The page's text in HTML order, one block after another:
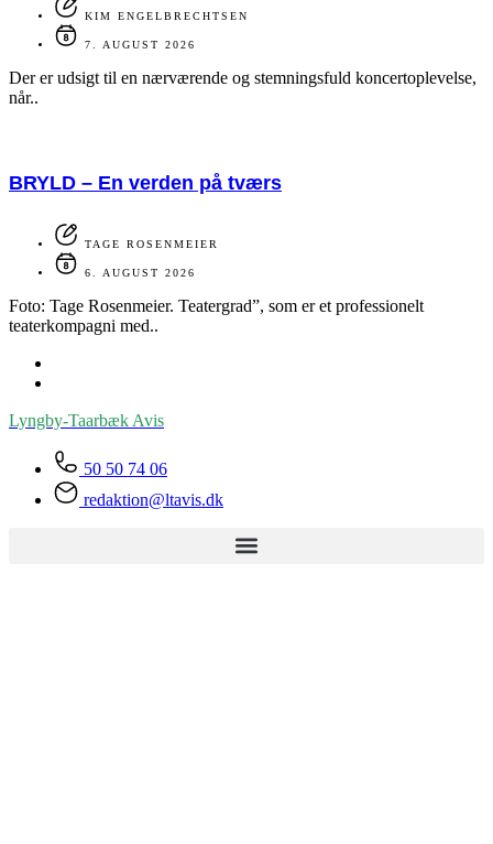
KIM ENGELBRECHTSEN
7. AUGUST 2026
Der er udsigt til en nærværende og stemningsfuld koncertoplevelse,
når..
BRYLD – En verden på tværs
TAGE ROSENMEIER
6. AUGUST 2026
Foto: Tage Rosenmeier. Teatergrad”, som er et professionelt
teaterkompagni med..
Lyngby-Taarbæk Avis
50 50 74 06
redaktion@ltavis.dk